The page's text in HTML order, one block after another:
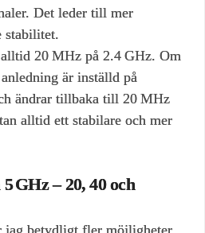
Det leder till mer
stabilitet.
20 MHz på 2.4 GHz. Om
är inställd på
ändrar tillbaka till 20 MHz
alltid ett stabilare och mer
GHz – 20, 40 och
jag betydligt fler möjligheter